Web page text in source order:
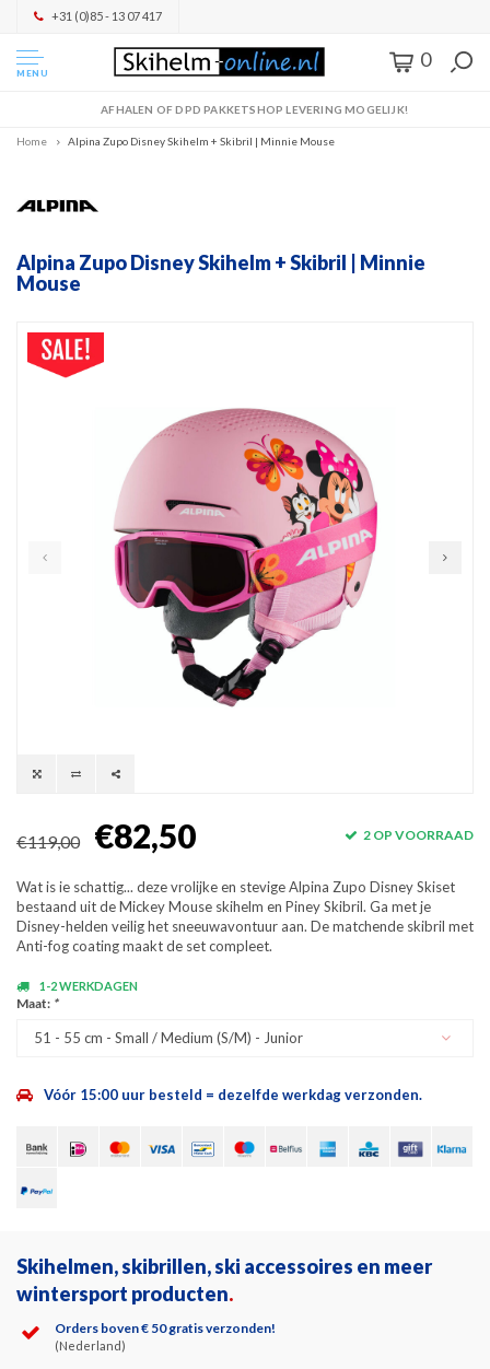
+31 (0)85 - 13 07 417
MENU
0
AFHALEN OF DPD PAKKETSHOP LEVERING MOGELIJK!
Home Alpina Zupo Disney Skihelm + Skibril | Minnie Mouse
Alpina Zupo Disney Skihelm + Skibril | Minnie
Mouse
€119,00 €82,50 2 OP VOORRAAD
Wat is ie schattig... deze vrolijke en stevige Alpina Zupo Disney Skiset
bestaand uit de Mickey Mouse skihelm en Piney Skibril. Ga met je
Disney-helden veilig het sneeuwavontuur aan. De matchende skibril met
Anti-fog coating maakt de set compleet.
1-2 WERKDAGEN
Maat: *
51 - 55 cm - Small / Medium (S/M) - Junior
Vóór 15:00 uur besteld = dezelfde werkdag verzonden.
Skihelmen, skibrillen, ski accessoires en meer
wintersport producten.
Orders boven € 50 gratis verzonden!
(Nederland)